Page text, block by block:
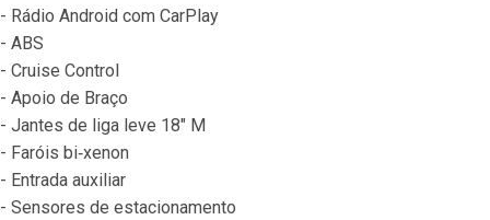
- Rádio Android com CarPlay
- ABS
- Cruise Control
- Apoio de Braço
- Jantes de liga leve 18" M
- Faróis bi‐xenon
- Entrada auxiliar
- Sensores de estacionamento